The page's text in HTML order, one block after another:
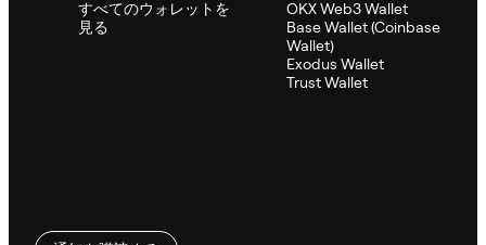
すべてのウォレットを
見る
OKX Web3 Wallet
Base Wallet (Coinbase
Wallet)
Exodus Wallet
Trust Wallet